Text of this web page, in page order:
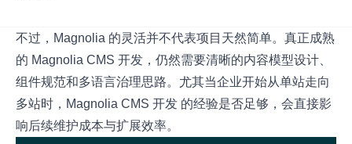
不过，Magnolia 的灵活并不代表项目天然简单。真正成熟
的 Magnolia CMS 开发，仍然需要清晰的内容模型设计、
组件规范和多语言治理思路。尤其当企业开始从单站走向
多站时，Magnolia CMS 开发 的经验是否足够，会直接影
响后续维护成本与扩展效率。